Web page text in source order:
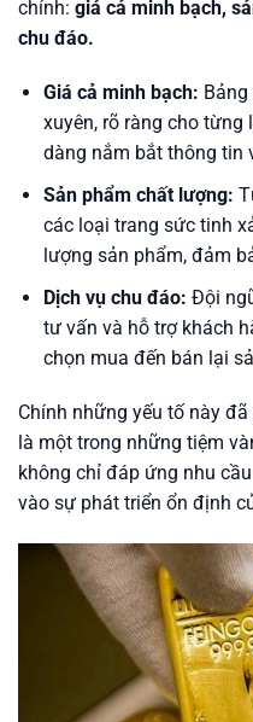
chính: giá cả minh bạch,
chu đáo.
Giá cả minh bạch:
xuyên, rõ ràng cho từng
dàng nắm bắt thông tin
Sản phẩm chất lượng:
các loại trang sức tinh
lượng sản phẩm, đảm
Dịch vụ chu đáo: Đội
tư vấn và hỗ trợ khách
chọn mua đến bán lại
Chính những yếu tố này
là một trong những tiệm
không chỉ đáp ứng nhu
vào sự phát triển ổn định